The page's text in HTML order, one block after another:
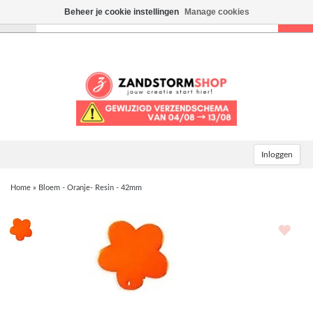
Inloggen
Home » Bloem - Oranje- Resin - 42mm
Beheer je cookie instellingen Manage cookies